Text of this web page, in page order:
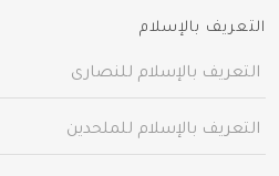
التعريف بالإسلام
التعريف بالإسلام للنصارى
التعريف بالإسلام للملحدين